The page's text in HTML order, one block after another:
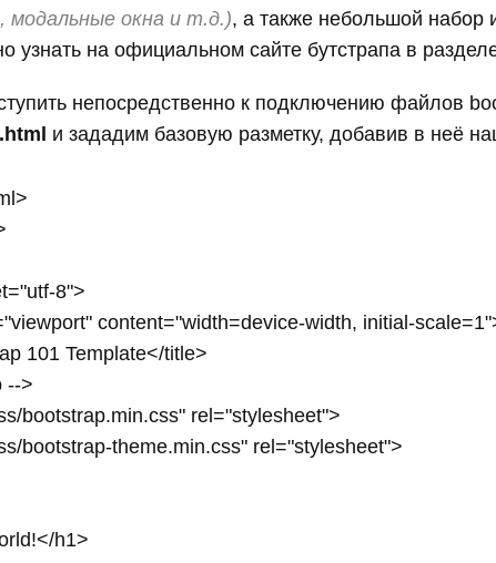
модальные окна и т.д.), а также небольшой набор
на официальном сайте бутстрапа в
непосредственно к подключению файлов
и зададим базовую разметку, добавив в неё
8">
content="width=device-width, initial-
101 Template</title>
-->
bootstrap.min.css" rel="stylesheet">
bootstrap-theme.min.css" rel="stylesheet">
h1>